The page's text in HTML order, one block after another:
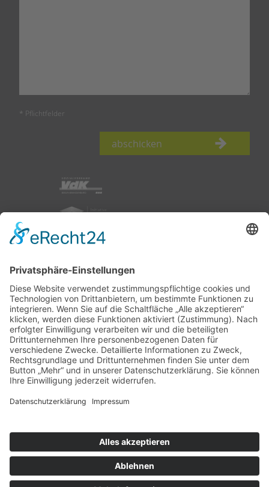
* Pflichtfelder
abschicken
nach oben
Impressum|Datenschutz
Ihnen gefällt, was Sie lesen?
X